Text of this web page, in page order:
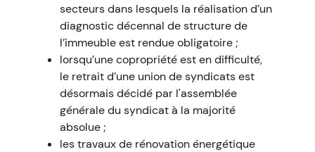
secteurs dans lesquels la réalisation d’un
diagnostic décennal de structure de
l’immeuble est rendue obligatoire ;
lorsqu’une copropriété est en difficulté,
le retrait d’une union de syndicats est
désormais décidé par l'assemblée
générale du syndicat à la majorité
absolue ;
les travaux de rénovation énergétique